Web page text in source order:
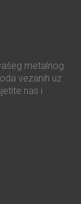
metalnog
vezanih uz
nas i